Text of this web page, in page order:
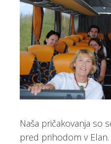
Naša pričakovanja so
pred prihodom v Elan.